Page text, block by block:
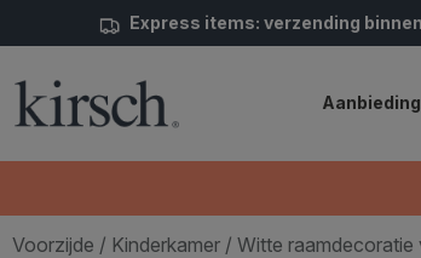
Express items: verzending
Voorzijde / Kinderkamer / Witte raamdecoratie